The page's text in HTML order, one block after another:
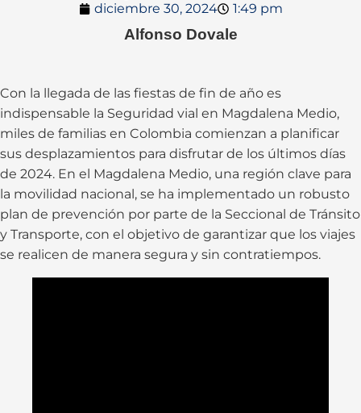
diciembre 30, 2024 1:49 pm
Alfonso Dovale
Con la llegada de las fiestas de fin de año es
indispensable la Seguridad vial en Magdalena Medio,
miles de familias en Colombia comienzan a planificar
sus desplazamientos para disfrutar de los últimos días
de 2024. En el Magdalena Medio, una región clave para
la movilidad nacional, se ha implementado un robusto
plan de prevención por parte de la Seccional de Tránsito
y Transporte, con el objetivo de garantizar que los viajes
se realicen de manera segura y sin contratiempos.